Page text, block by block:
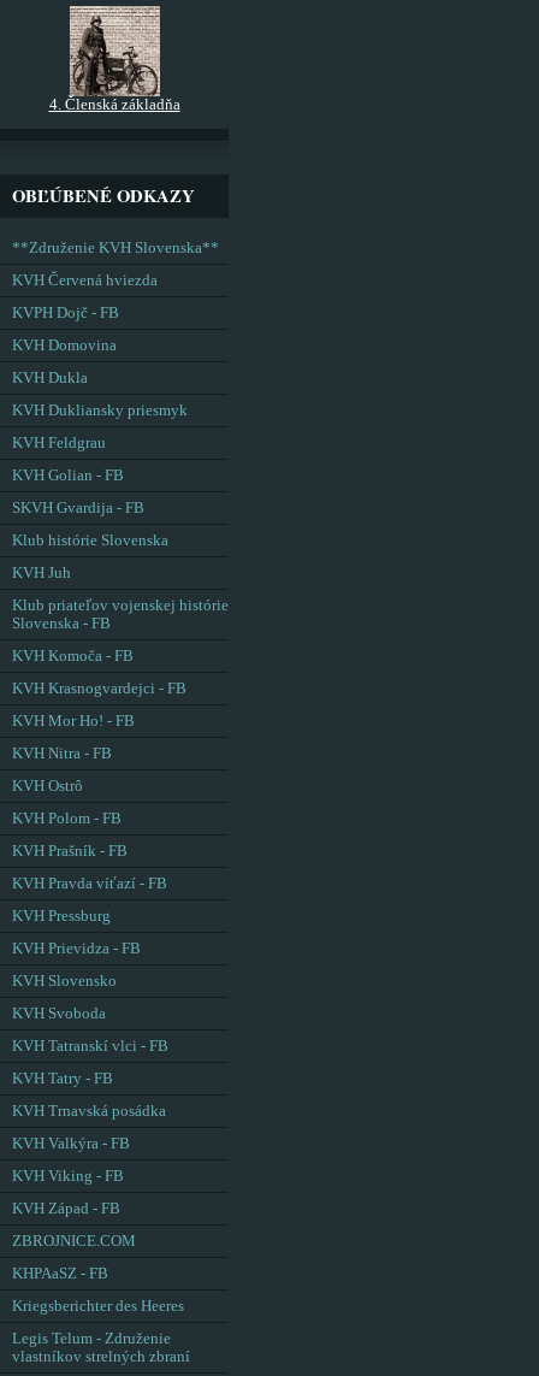
4. Členská základňa
OBĽÚBENÉ ODKAZY
**Združenie KVH Slovenska**
KVH Červená hviezda
KVPH Dojč - FB
KVH Domovina
KVH Dukla
KVH Dukliansky priesmyk
KVH Feldgrau
KVH Golian - FB
SKVH Gvardija - FB
Klub histórie Slovenska
KVH Juh
Klub priateľov vojenskej histórie
Slovenska - FB
KVH Komoča - FB
KVH Krasnogvardejci - FB
KVH Mor Ho! - FB
KVH Nitra - FB
KVH Ostrô
KVH Polom - FB
KVH Prašník - FB
KVH Pravda víťazí - FB
KVH Pressburg
KVH Prievidza - FB
KVH Slovensko
KVH Svoboda
KVH Tatranskí vlci - FB
KVH Tatry - FB
KVH Trnavská posádka
KVH Valkýra - FB
KVH Viking - FB
KVH Západ - FB
ZBROJNICE.COM
KHPAaSZ - FB
Kriegsberichter des Heeres
Legis Telum - Združenie
vlastníkov strelných zbraní